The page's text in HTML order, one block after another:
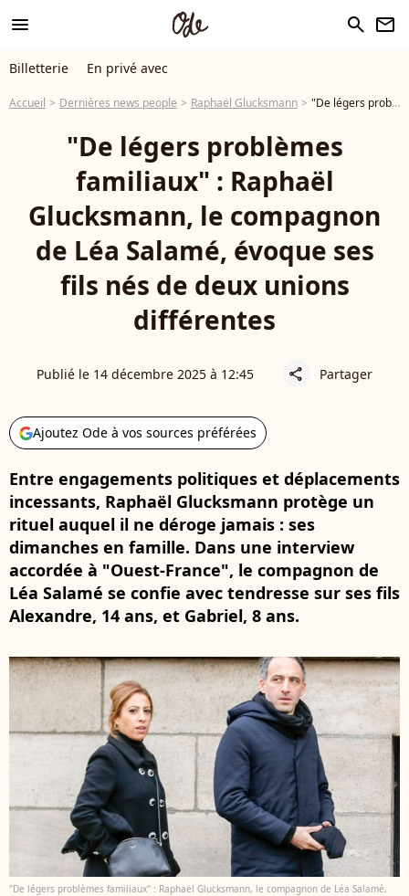
menu search newsletter
Billetterie En privé avec
Accueil Dernières news people Raphaël Glucksmann "De légers problèmes familiaux" : Raphaël Glucksmann, le compagnon de Léa Salamé, évoque ses fils nés de deux unions différentes
"De légers problèmes
familiaux" : Raphaël
Glucksmann, le compagnon
de Léa Salamé, évoque ses
fils nés de deux unions
différentes
Publié le 14 décembre 2025 à 12:45 share Partager
Ajoutez Ode à vos sources préférées
Entre engagements politiques et déplacements
incessants, Raphaël Glucksmann protège un
rituel auquel il ne déroge jamais : ses
dimanches en famille. Dans une interview
accordée à "Ouest-France", le compagnon de
Léa Salamé se confie avec tendresse sur ses fils
Alexandre, 14 ans, et Gabriel, 8 ans.
"De légers problèmes familiaux" : Raphaël Glucksmann, le compagnon de Léa Salamé,